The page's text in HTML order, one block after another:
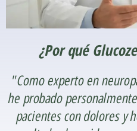
¿Por qué
"Como experto en
he probado personalmente
pacientes con dolores y